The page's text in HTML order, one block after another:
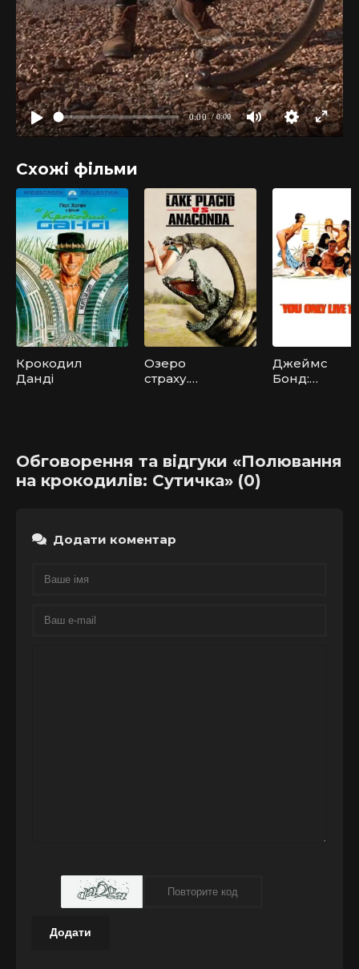
Схожі фільми
Крокодил
Данді
Озеро
страху.
Джеймс
Бонд:
Обговорення та відгуки «Полювання
на крокодилів: Сутичка» (0)
Додати коментар
Додати